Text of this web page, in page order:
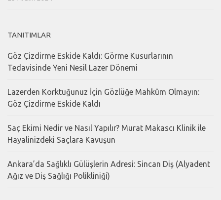
TANITIMLAR
Göz Çizdirme Eskide Kaldı: Görme Kusurlarının
Tedavisinde Yeni Nesil Lazer Dönemi
Lazerden Korktuğunuz İçin Gözlüğe Mahkûm Olmayın:
Göz Çizdirme Eskide Kaldı
Saç Ekimi Nedir ve Nasıl Yapılır? Murat Makascı Klinik ile
Hayalinizdeki Saçlara Kavuşun
Ankara’da Sağlıklı Gülüşlerin Adresi: Sincan Diş (Alyadent
Ağız ve Diş Sağlığı Polikliniği)